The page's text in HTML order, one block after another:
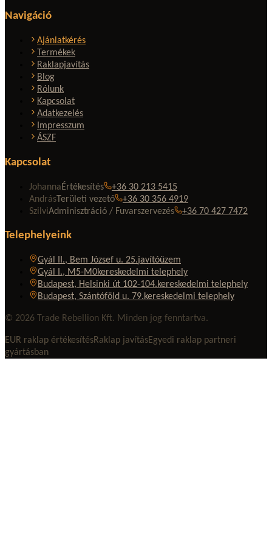
Navigáció
Ajánlatkérés
Termékek
Raklapjavítás
Blog
Rólunk
Kapcsolat
Adatkezelés
Impresszum
ÁSZF
Kapcsolat
JohannaÉrtékesítés
+36 30 213 5415
AndrásTerületi vezető
+36 30 356 4919
SzilviAdminisztráció / Fuvarszervezés +36 70 427 7472
Telephelyeink
Gyál II., Bem József u. 25.javítóüzem
Gyál I., M5-M0kereskedelmi telephely
Budapest, Helsinki út 102-104.kereskedelmi telephely
Budapest, Szántóföld u. 79.kereskedelmi telephely
© 2026 Trade Rebellion Kft. Minden jog fenntartva.
EUR raklap értékesítésRaklap javításEgyedi raklap partneri
gyártásban